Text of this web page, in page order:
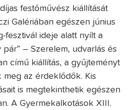
festőművész kiállítását
Galériában egészen június
fesztivál ideje alatt nyílt a
pár” – Szerelem, udvarlás és
című kiállítás, a gyűjteményt
az érdeklődők. Kis
is megtekinthetik egészen
A Gyermekalkotások XIII.